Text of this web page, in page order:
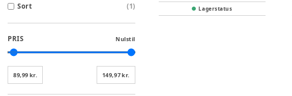
Sort
(1)
PRIS Nulstil
89,99 kr. 149,97 kr.
Lagerstatus